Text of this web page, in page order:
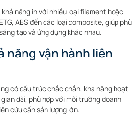
năng in với nhiều loại filament hoặc
ABS đến các loại composite, giúp phù
tạo và ứng dụng khác nhau.
năng vận hành liên
có cấu trúc chắc chắn, khả năng hoạt
dài, phù hợp với môi trường doanh
cứu cần sản lượng lớn.